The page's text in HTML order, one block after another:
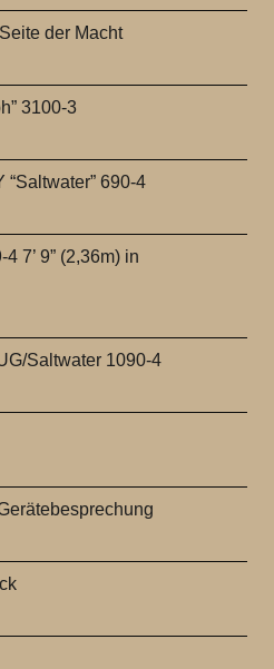
der Macht
3100-3
690-4
7’ 9” (2,36m) in
Saltwater 1090-4